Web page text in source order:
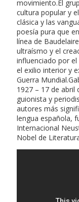
movimiento.El
cultura popular y
clásica y las
poesía pura que
línea de
ultraísmo y el
influenciado por
el exilio interior y
Guerra
1927 – 17 de abril
guionista y
autores más
lengua española,
Internacional
Nobel de